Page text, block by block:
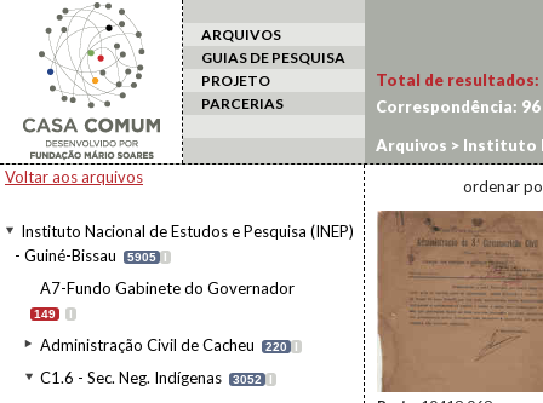
ARQUIVOS
GUIAS DE PESQUISA
PROJETO
PARCERIAS
Voltar aos arquivos
Instituto Nacional de Estudos e Pesquisa (INEP)
- Guiné-Bissau
5905 I
A7-Fundo Gabinete do Governador
149 I
Administração Civil de Cacheu 220 I
C1.6 - Sec. Neg. Indígenas 3052 I
Total de resultados:
Correspondência: 96
Arquivos > Instituto
1933
ordenar